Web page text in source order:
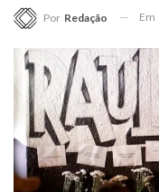
Por Redação Em